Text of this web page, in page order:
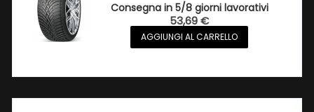
Consegna in 5/8 giorni lavorativi
53,69€
AGGIUNGI AL CARRELLO